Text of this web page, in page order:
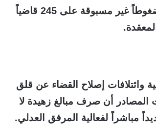
الغربية. وباتت الأوضاع المعيشية الصعبة تفرض ضغوطاً غير مسبوقة على 245 قاضياً
عن 18 مؤسسة أهلية وائتلافات إصلاح القضاء عن قلق
المصادر أن صرف مبالغ زهيدة لا
تهديداً مباشراً لفعالية المرفق العدلي.